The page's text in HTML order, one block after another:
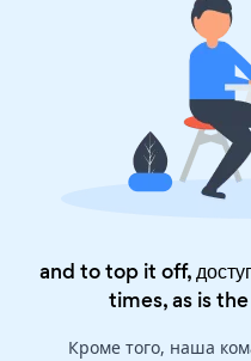
and to top it off,
times, as is the
Кроме того, наша